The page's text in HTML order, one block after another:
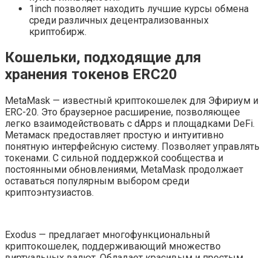
1inch позволяет находить лучшие курсы обмена
среди различных децентрализованных
криптобирж.
Кошельки, подходящие для
хранения токенов ERC20
MetaMask — известный криптокошелек для Эфириум и
ERC-20. Это браузерное расширение, позволяющее
легко взаимодействовать с dApps и площадками DeFi.
Метамаск предоставляет простую и интуитивно
понятную интерфейсную систему. Позволяет управлять
токенами. С сильной поддержкой сообщества и
постоянными обновлениями, MetaMask продолжает
оставаться популярным выбором среди
криптоэнтузиастов.
Exodus — предлагает многофункциональный
криптокошелек, поддерживающий множество